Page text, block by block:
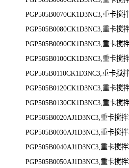
PGP505B0070CK1D3NC3,重卡搅
PGP505B0080CK1D3NC3,重卡搅
PGP505B0090CK1D3NC3,重卡搅
PGP505B0100CK1D3NC3,重卡搅
PGP505B0110CK1D3NC3,重卡搅
PGP505B0120CK1D3NC3,重卡搅
PGP505B0130CK1D3NC3,重卡搅
PGP505B0020AJ1D3NC3,重卡搅
PGP505B0030AJ1D3NC3,重卡搅
PGP505B0040AJ1D3NC3,重卡搅
PGP505B0050AJ1D3NC3,重卡搅